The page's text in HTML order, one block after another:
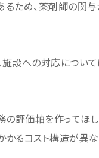
ため、薬剤師の関与
施設への対応につい
評価軸を作ってほし
るコスト構造が異な